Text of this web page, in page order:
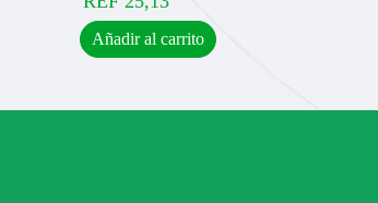
Añadir al carrito